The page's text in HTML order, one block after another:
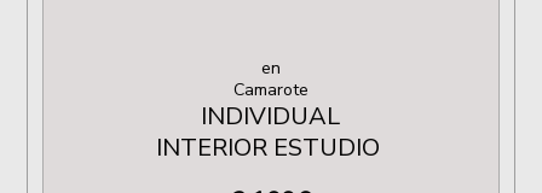
en
Camarote
INDIVIDUAL
INTERIOR ESTUDIO